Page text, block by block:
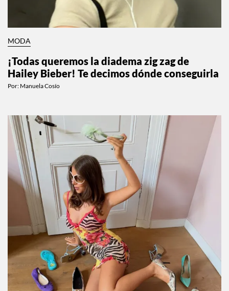
MODA
¡Todas queremos la diadema zig zag de
Hailey Bieber! Te decimos dónde conseguirla
Por: Manuela Cosío